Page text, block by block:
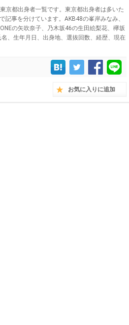
京都出身者一覧です。東京都出身者は多いた
記事を分けています。AKB48の峯岸みなみ、
の矢吹奈子、乃木坂46の生田絵梨花、欅坂
、生年月日、出身地、選抜回数、経歴、現在
お気に入りに追加